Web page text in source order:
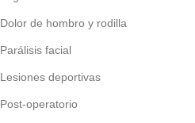
Dolor de hombro y rodilla
Parálisis facial
Lesiones deportivas
Post-operatorio